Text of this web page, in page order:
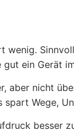
gut ein Gerät
nicht
Wege,
besser